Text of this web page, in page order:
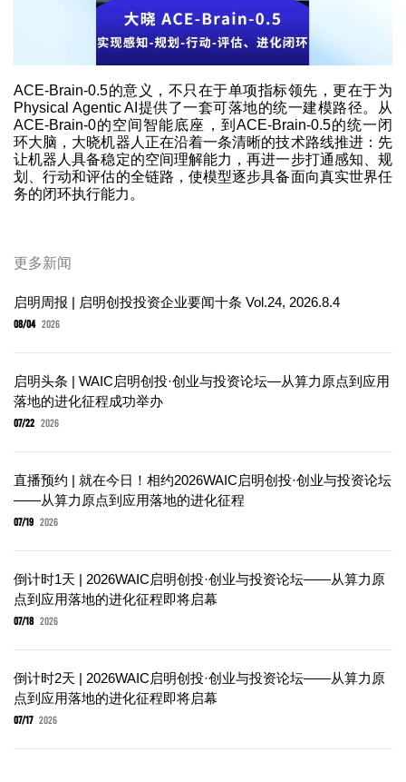
ACE-Brain-0.5的意义，不只在于单项指标领先，更在于为
Physical Agentic AI提供了一套可落地的统一建模路径。从
ACE-Brain-0的空间智能底座，到ACE-Brain-0.5的统一闭
环大脑，大晓机器人正在沿着一条清晰的技术路线推进：先
让机器人具备稳定的空间理解能力，再进一步打通感知、规
划、行动和评估的全链路，使模型逐步具备面向真实世界任
务的闭环执行能力。
更多新闻
启明周报 | 启明创投投资企业要闻十条 Vol.24, 2026.8.4
08/04 2026
启明头条 | WAIC启明创投·创业与投资论坛—从算力原点到应用
落地的进化征程成功举办
07/22 2026
直播预约 | 就在今日！相约2026WAIC启明创投·创业与投资论坛
——从算力原点到应用落地的进化征程
07/19 2026
倒计时1天 | 2026WAIC启明创投·创业与投资论坛——从算力原
点到应用落地的进化征程即将启幕
07/18 2026
倒计时2天 | 2026WAIC启明创投·创业与投资论坛——从算力原
点到应用落地的进化征程即将启幕
07/17 2026